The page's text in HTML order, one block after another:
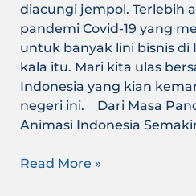
diacungi jempol. Terlebih
pandemi Covid-19 yang
untuk banyak lini bisnis di
kala itu. Mari kita ulas
Indonesia yang kian
negeri ini. Dari Masa
Animasi Indonesia
Read More »